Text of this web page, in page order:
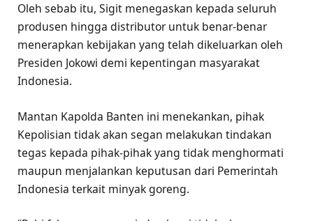
Oleh sebab itu, Sigit menegaskan kepada seluruh
produsen hingga distributor untuk benar-benar
menerapkan kebijakan yang telah dikeluarkan oleh
Presiden Jokowi demi kepentingan masyarakat
Indonesia.
Mantan Kapolda Banten ini menekankan, pihak
Kepolisian tidak akan segan melakukan tindakan
tegas kepada pihak-pihak yang tidak menghormati
maupun menjalankan keputusan dari Pemerintah
Indonesia terkait minyak goreng.